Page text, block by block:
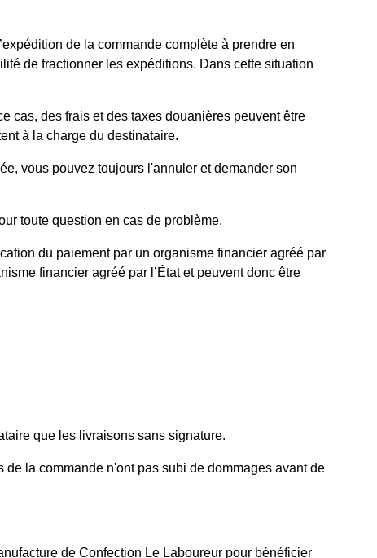
de la commande complète à prendre en
de fractionner les expéditions. Dans cette situation
cas, des frais et des taxes douanières peuvent être
à la charge du destinataire.
vous pouvez toujours l'annuler et demander son
toute question en cas de problème.
du paiement par un organisme financier agréé par
financier agréé par l’État et peuvent donc être
que les livraisons sans signature.
la commande n'ont pas subi de dommages avant de
de Confection Le Laboureur pour bénéficier